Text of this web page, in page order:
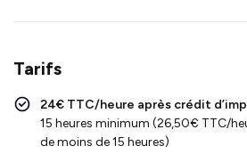
Tarifs
24€ TTC/heure après crédit
15 heures minimum (26,50€ TTC/
de moins de 15 heures)